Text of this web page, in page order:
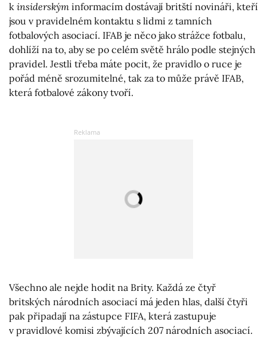
k insiderským informacím dostávají britští novináři, kteří
jsou v pravidelném kontaktu s lidmi z tamních
fotbalových asociací. IFAB je něco jako strážce fotbalu,
dohlíží na to, aby se po celém světě hrálo podle stejných
pravidel. Jestli třeba máte pocit, že pravidlo o ruce je
pořád méně srozumitelné, tak za to může právě IFAB,
která fotbalové zákony tvoří.
Všechno ale nejde hodit na Brity. Každá ze čtyř
britských národních asociací má jeden hlas, další čtyři
pak připadají na zástupce FIFA, která zastupuje
v pravidlové komisi zbývajících 207 národních asociací.